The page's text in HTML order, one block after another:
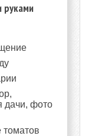
руками
дачи, фото